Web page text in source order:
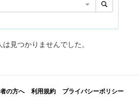
見つかりませんでした。
の方へ 利用規約 プライバシーポリシー